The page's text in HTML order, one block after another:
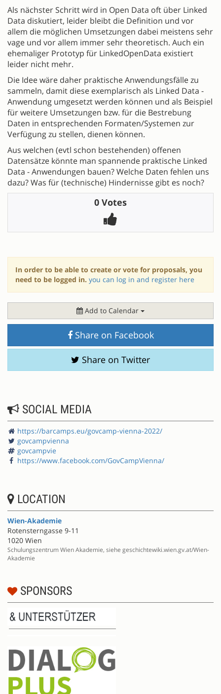
Als nächster Schritt wird in Open Data oft über Linked
Data diskutiert, leider bleibt die Definition und vor
allem die möglichen Umsetzungen dabei meistens sehr
vage und vor allem immer sehr theoretisch. Auch ein
ehemaliger Prototyp für LinkedOpenData existiert
leider nicht mehr.
Die Idee wäre daher praktische Anwendungsfälle zu
sammeln, damit diese exemplarisch als Linked Data -
Anwendung umgesetzt werden können und als Beispiel
für weitere Umsetzungen bzw. für die Bestrebung
Daten in entsprechenden Formaten/Systemen zur
Verfügung zu stellen, dienen können.
Aus welchen (evtl schon bestehenden) offenen
Datensätze könnte man spannende praktische Linked
Data - Anwendungen bauen? Welche Daten fehlen uns
dazu? Was für (technische) Hindernisse gibt es noch?
0 Votes
In order to be able to create or vote for proposals, you
need to be logged in. you can log in and register here
Add to Calendar
Share on Facebook
Share on Twitter
SOCIAL MEDIA
https://barcamps.eu/govcamp-vienna-2022/
govcampvienna
govcampvie
https://www.facebook.com/GovCampVienna/
LOCATION
Wien-Akademie
Rotensterngasse 9-11
1020 Wien
Schulungszentrum Wien Akademie, siehe geschichtewiki.wien.gv.at/Wien-
Akademie
SPONSORS